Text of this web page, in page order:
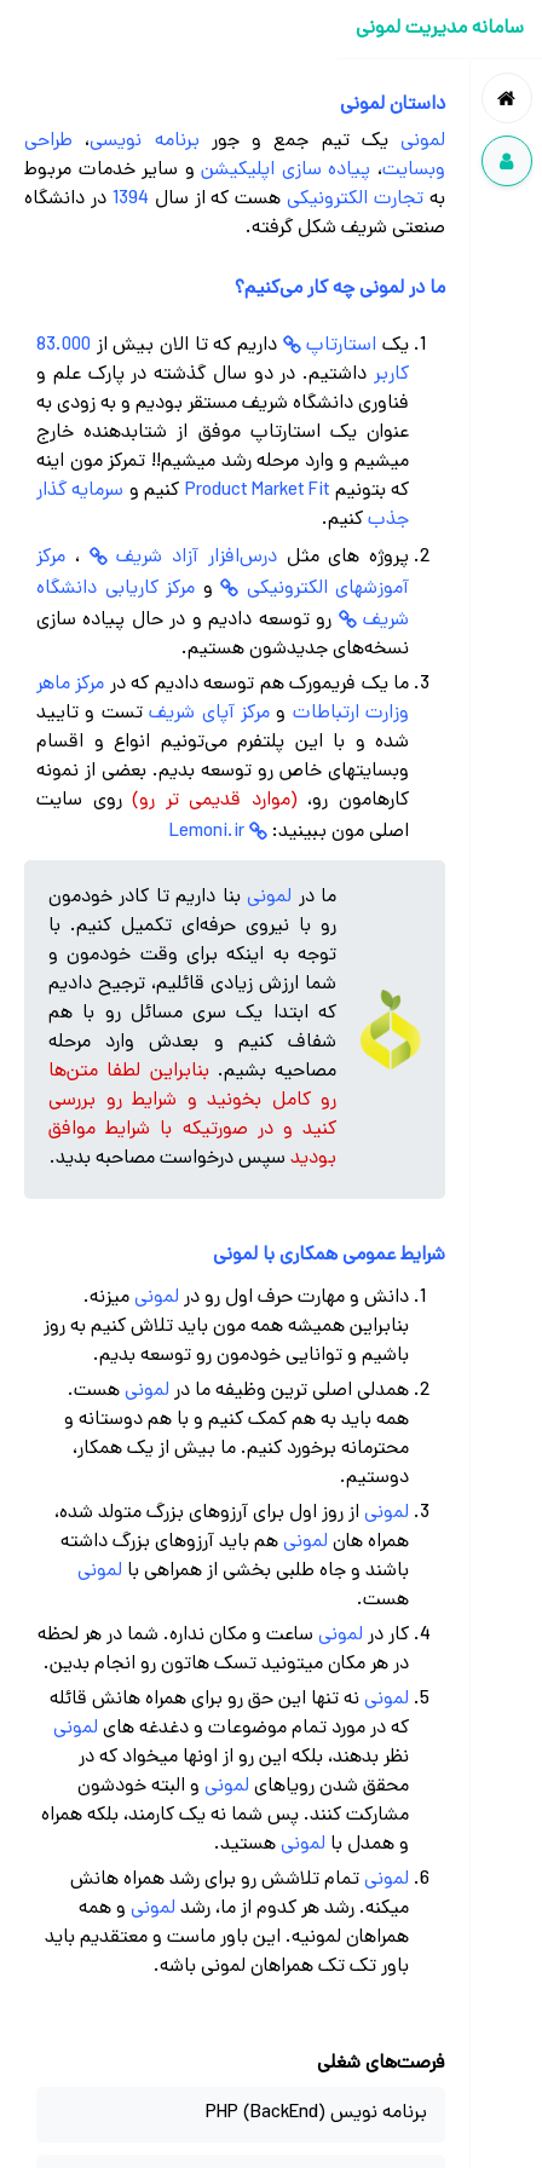
سامانه مدیریت لمونی
داستان لمونی
لمونی یک تیم جمع و جور برنامه نویسی، طراحی
وبسایت، پیاده سازی اپلیکیشنو سایر خدمات مربوط
به تجارت الکترونیکیهست که از سال 1394 در دانشگاه
صنعتی شریف شکل گرفته.
ما در لمونی چه کار می‌کنیم؟
یک استارتاپ داریم که تا الان بیش از 83.000
کاربر داشتیم. در دو سال گذشته در پارک علم و
فناوری دانشگاه شریف مستقر بودیم و به زودی به
عنوان یک استارتاپ موفق از شتابدهنده خارج
میشیم و وارد مرحله رشد میشیم!! تمرکز مون اینه
که بتونیم Product Market Fit کنیم و سرمایه گذار
جذبکنیم.
پروژه های مثلدرس‌افزار آزاد شریف ، مرکز
آموزشهای الکترونیکی
و مرکز کاریابی دانشگاه
شریف
رو توسعه دادیم و در حال پیاده سازی
نسخه‌های جدیدشون هستیم.
ما یک فریمورک هم توسعه دادیم که در مرکز ماهر
وزارت ارتباطات ومرکز آپای شریفتست و تایید
شده و با این پلتفرم می‌تونیم انواع و اقسام
وبسایتهای خاص رو توسعه بدیم. بعضی از نمونه
کارهامون رو، (موارد قدیمی تر رو)روی سایت
اصلی مون ببینید:
Lemoni.ir
ما در لمونیبنا داریم تا کادر خودمون
رو با نیروی حرفه‌ای تکمیل کنیم. با
توجه به اینکه برای وقت خودمون و
شما ارزش زیادی قائلیم، ترجیح دادیم
که ابتدا یک سری مسائل رو با هم
شفاف کنیم و بعدش وارد مرحله
مصاحیه بشیم.بنابراین لطفا متن‌ها
رو کامل بخونید و شرایط رو بررسی
کنید و در صورتیکه با شرایط موافق
بودید سپس درخواست مصاحبه بدید.
شرایط عمومی همکاری با لمونی
دانش و مهارت حرف اول رو در لمونیمیزنه.
بنابراین همیشه همه مون باید تلاش کنیم به روز
باشیم و توانایی خودمون رو توسعه بدیم.
همدلی اصلی ترین وظیفه ما در لمونیهست.
همه باید به هم کمک کنیم و با هم دوستانه و
محترمانه برخورد کنیم. ما بیش از یک همکار،
دوستیم.
لمونی از روز اول برای آرزوهای بزرگ متولد شده،
همراه هان لمونیهم باید آرزوهای بزرگ داشته
باشند و جاه طلبی بخشی از همراهی با لمونی
هست.
کار در لمونی ساعت و مکان نداره. شما در هر لحظه
در هر مکان میتونید تسک هاتون رو انجام بدین.
لمونینه تنها این حق رو برای همراه هانش قائله
که در مورد تمام موضوعات و دغدغه های لمونی
نظر بدهند، بلکه این رو از اونها میخواد که در
محقق شدن رویاهای لمونی و البته خودشون
مشارکت کنند. پس شما نه یک کارمند، بلکه همراه
و همدل با لمونیهستید.
لمونیتمام تلاشش رو برای رشد همراه هانش
میکنه. رشد هر کدوم از ما، رشد لمونی و همه
همراهان لمونیه. این باور ماست و معتقدیم باید
باور تک تک همراهان لمونی باشه.
فرصت‌های شغلی
برنامه نویس PHP (BackEnd)